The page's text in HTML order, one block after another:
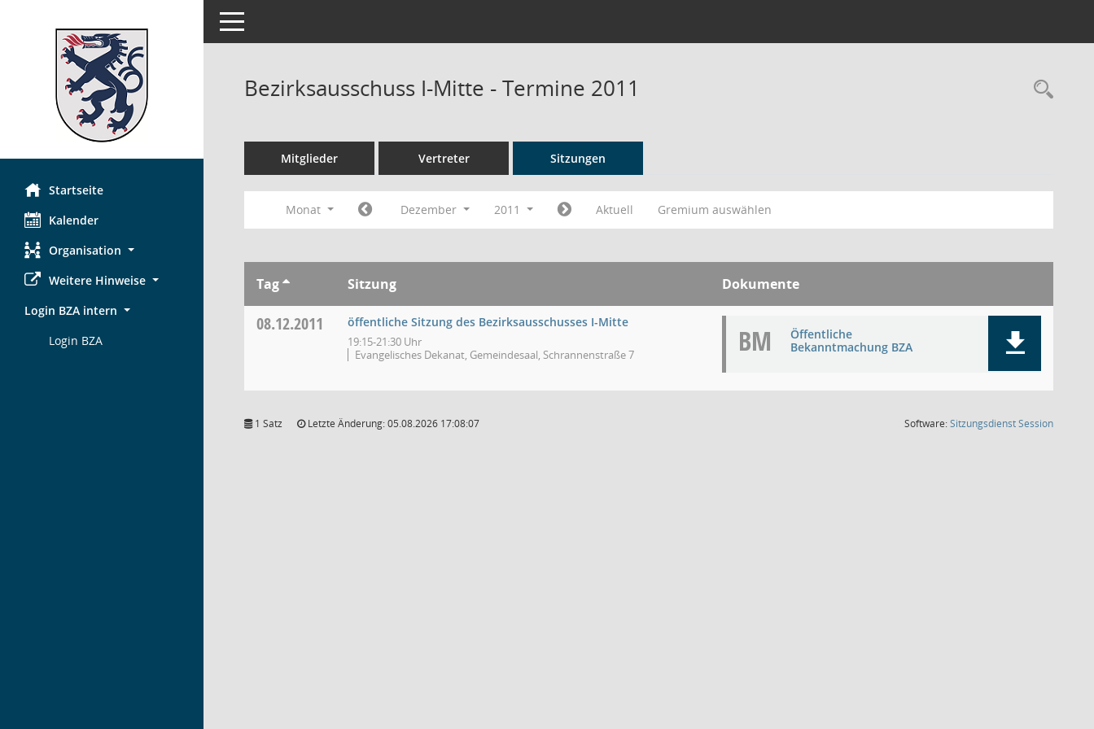
Startseite
Kalender
Organisation
Weitere Hinweise
Login BZA intern
Login BZA
Toggle navigation
Bezirksausschuss I-Mitte - Termine 2011
Mitglieder Vertreter Sitzungen
Monat Dezember 2011 Aktuell Gremium auswählen
Tag Sitzung Dokumente
08.12.2011 öffentliche Sitzung des Bezirksausschusses I-Mitte
19:15-21:30 Uhr
Evangelisches Dekanat, Gemeindesaal, Schrannenstraße 7
BM
Öffentliche
Bekanntmachung BZA
1 Satz Letzte Änderung: 05.08.2026 17:08:07 Software:SitzungsdienstSession(Wird in